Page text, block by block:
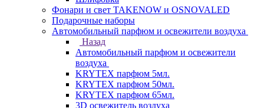
Фонари и свет TAKENOW и OSNOVALED
Подарочные наборы
Автомобильный парфюм и освежители воздуха
Назад
Автомобильный парфюм и освежители
воздуха
KRYTEX парфюм 5мл.
KRYTEX парфюм 50мл.
KRYTEX парфюм 65мл.
3D освежитель воздуха